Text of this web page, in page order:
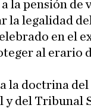
la pensión de
la legalidad
en el
al erario
la doctrina
y del Tribunal